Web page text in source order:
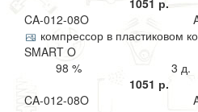
1051 р.
CA-012-08O
компрессор в пластиковом
SMART O
98 %
3 д.
1051 р.
CA-012-08O